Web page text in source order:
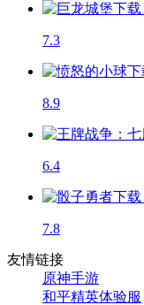
7.3
8.9
6.4
7.8
友情链接
原神手游
和平精英体验服